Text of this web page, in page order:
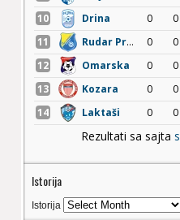
Istorija
Istorija